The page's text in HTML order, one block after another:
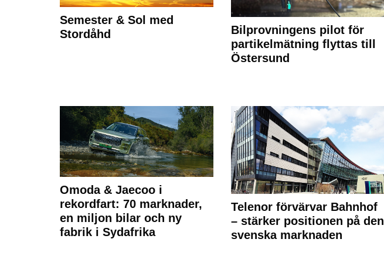
Semester & Sol med
Stordåhd
Bilprovningens pilot för
partikelmätning flyttas till
Östersund
Omoda & Jaecoo i
rekordfart: 70 marknader,
en miljon bilar och ny
fabrik i Sydafrika
Telenor förvärvar Bahnhof
– stärker positionen på den
svenska marknaden